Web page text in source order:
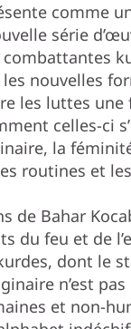
comme
série
les nouvelles
les luttes une
celles-ci
la
routines et
de Bahar
du feu et de
dont le
n’est
et non-